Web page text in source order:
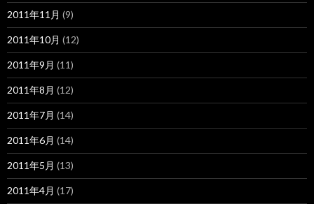
2011年11月 (9)
2011年10月 (12)
2011年9月 (11)
2011年8月 (12)
2011年7月 (14)
2011年6月 (14)
2011年5月 (13)
2011年4月 (17)